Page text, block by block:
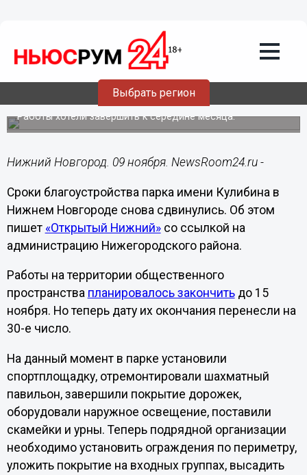
Выбрать регион
Окончание благоустройства
нижегородского парка Кулибина
перенесли на 30 ноября
Работы хотели завершить к середине месяца.
Нижний Новгород. 09 ноября. NewsRoom24.ru -
Сроки благоустройства парка имени Кулибина в
Нижнем Новгороде снова сдвинулись. Об этом
пишет «Открытый Нижний»со ссылкой на
администрацию Нижегородского района.
Работы на территории общественного
пространства планировалось закончитьдо 15
ноября. Но теперь дату их окончания перенесли на
30-е число.
На данный момент в парке установили
спортплощадку, отремонтировали шахматный
павильон, завершили покрытие дорожек,
оборудовали наружное освещение, поставили
скамейки и урны. Теперь подрядной организации
необходимо установить ограждения по периметру,
уложить покрытие на входных группах, высадить